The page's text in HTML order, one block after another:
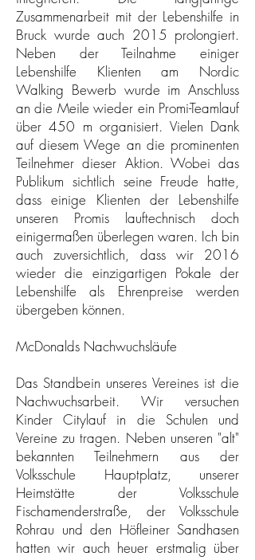
Zusammenarbeit mit der Lebenshilfe in
Bruck wurde auch 2015 prolongiert.
Neben der Teilnahme einiger
Lebenshilfe Klienten am Nordic
Walking Bewerb wurde im Anschluss
an die Meile wieder ein Promi-Teamlauf
über 450 m organisiert. Vielen Dank
auf diesem Wege an die prominenten
Teilnehmer dieser Aktion. Wobei das
Publikum sichtlich seine Freude hatte,
dass einige Klienten der Lebenshilfe
unseren Promis lauftechnisch doch
einigermaßen überlegen waren. Ich bin
auch zuversichtlich, dass wir 2016
wieder die einzigartigen Pokale der
Lebenshilfe als Ehrenpreise werden
übergeben können.
McDonalds Nachwuchsläufe
Das Standbein unseres Vereines ist die
Nachwuchsarbeit. Wir versuchen
Kinder Citylauf in die Schulen und
Vereine zu tragen. Neben unseren "alt"
bekannten Teilnehmern aus der
Volksschule Hauptplatz, unserer
Heimstätte der Volksschule
Fischamenderstraße, der Volksschule
Rohrau und den Höfleiner Sandhasen
hatten wir auch heuer erstmalig über